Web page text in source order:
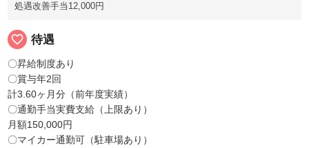
処遇改善手当12,000円
favorite_border 待遇
〇昇給制度あり
〇賞与年2回
計3.60ヶ月分（前年度実績）
〇通勤手当実費支給（上限あり）
月額150,000円
〇マイカー通勤可（駐車場あり）